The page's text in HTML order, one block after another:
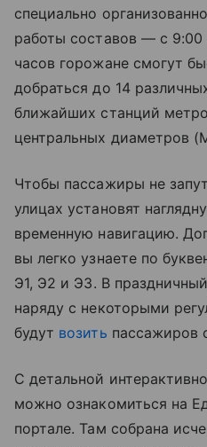
специально
работы составов — с 9:00
часов горожане смогут
добраться до 14
ближайших станций
центральных диаметров
Чтобы пассажиры не
улицах установят
временную навигацию.
вы легко узнаете по
Э1, Э2 и Э3. В
наряду с некоторыми
будут возить пассажиров
С детальной
можно ознакомиться на
портале. Там собрана